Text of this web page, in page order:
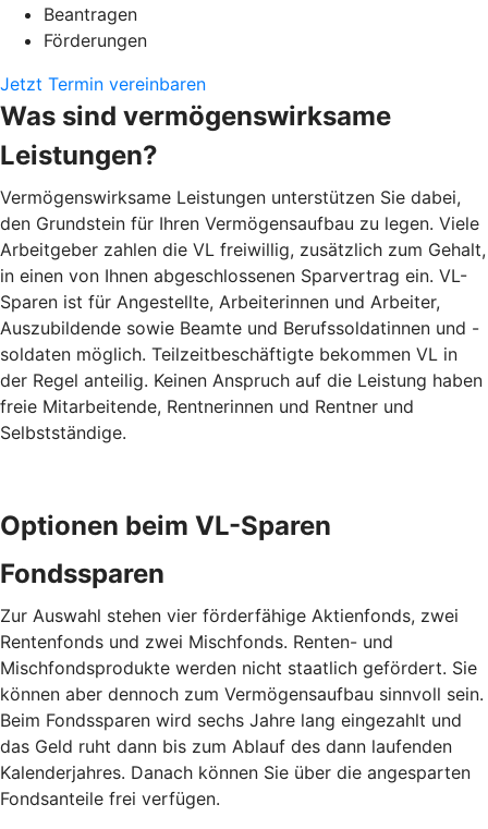
Beantragen
Förderungen
Jetzt Termin vereinbaren
Was sind vermögenswirksame
Leistungen?
Vermögenswirksame Leistungen unterstützen Sie dabei,
den Grundstein für Ihren Vermögensaufbau zu legen. Viele
Arbeitgeber zahlen die VL freiwillig, zusätzlich zum Gehalt,
in einen von Ihnen abgeschlossenen Sparvertrag ein. VL-
Sparen ist für Angestellte, Arbeiterinnen und Arbeiter,
Auszubildende sowie Beamte und Berufssoldatinnen und -
soldaten möglich. Teilzeitbeschäftigte bekommen VL in
der Regel anteilig. Keinen Anspruch auf die Leistung haben
freie Mitarbeitende, Rentnerinnen und Rentner und
Selbstständige.
Optionen beim VL-Sparen
Fondssparen
Zur Auswahl stehen vier förderfähige Aktienfonds, zwei
Rentenfonds und zwei Mischfonds. Renten- und
Mischfondsprodukte werden nicht staatlich gefördert. Sie
können aber dennoch zum Vermögensaufbau sinnvoll sein.
Beim Fondssparen wird sechs Jahre lang eingezahlt und
das Geld ruht dann bis zum Ablauf des dann laufenden
Kalenderjahres. Danach können Sie über die angesparten
Fondsanteile frei verfügen.